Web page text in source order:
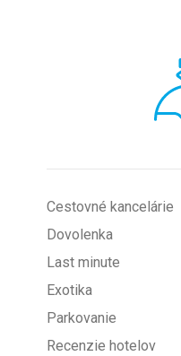
Cestovné kancelárie
Dovolenka
Last minute
Exotika
Parkovanie
Recenzie hotelov